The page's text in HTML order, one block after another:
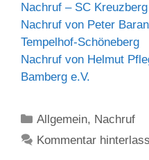
Nachruf – SC Kreuzberg
Nachruf von Peter
Tempelhof-Schöneberg
Nachruf von Helmut
Bamberg e.V.
Kategorien
Allgemein, Nachruf
Kommentar